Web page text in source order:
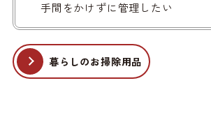
手間をかけずに管理したい
暮らしのお掃除用品